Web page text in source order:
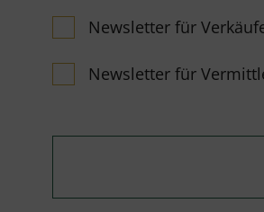
Newsletter für
Newsletter für